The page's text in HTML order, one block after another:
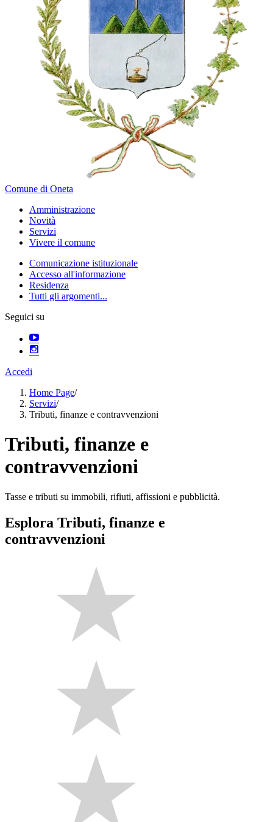
Comune di Oneta
Amministrazione
Novità
Servizi
Vivere il comune
Comunicazione istituzionale
Accesso all'informazione
Residenza
Tutti gli argomenti...
Seguici su
Accedi
Home Page/
Servizi/
Tributi, finanze e contravvenzioni
Tributi, finanze e
contravvenzioni
Tasse e tributi su immobili, rifiuti, affissioni e pubblicità.
Esplora Tributi, finanze e
contravvenzioni